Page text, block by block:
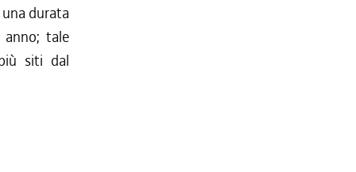
durata
tale
siti dal